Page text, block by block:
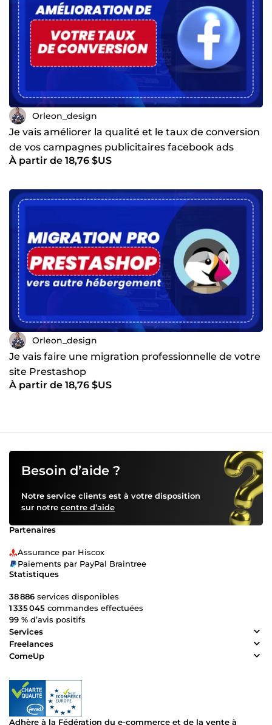
Orleon_design
Je vais améliorer la qualité et le taux de conversion
de vos campagnes publicitaires facebook ads
À partir de 18,76 $US
Orleon_design
Je vais faire une migration professionnelle de votre
site Prestashop
À partir de 18,76 $US
Besoin d’aide ?
Notre service clients est à votre disposition
sur notre centre d’aide
Partenaires
Assurance par Hiscox
Paiements par PayPal Braintree
Statistiques
38 886 services disponibles
1 335 045 commandes effectuées
99 % d’avis positifs
Services
Freelances
ComeUp
Adhère à la Fédération du e-commerce et de la vente à